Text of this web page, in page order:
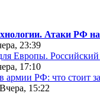
Атаки РФ
23:39
Европы.
17:10
армии РФ: что стоит
15:22